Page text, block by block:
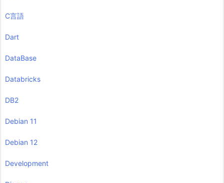
C言語
Dart
DataBase
Databricks
DB2
Debian 11
Debian 12
Development